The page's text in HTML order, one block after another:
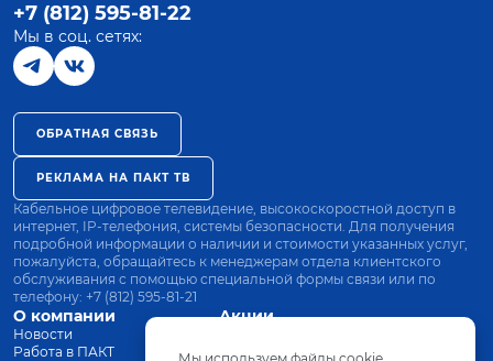
О компании
Новости
Работа в ПАКТ
Акции
Оплата
+7 (812) 595-81-22
Мы в соц. сетях:
ОБРАТНАЯ СВЯЗЬ
РЕКЛАМА НА ПАКТ ТВ
Кабельное цифровое телевидение, высокоскоростной доступ в
интернет, IP-телефония, системы безопасности. Для получения
подробной информации о наличии и стоимости указанных услуг,
пожалуйста, обращайтесь к менеджерам отдела клиентского
обслуживания с помощью специальной формы связи или по
телефону: +7 (812) 595-81-21